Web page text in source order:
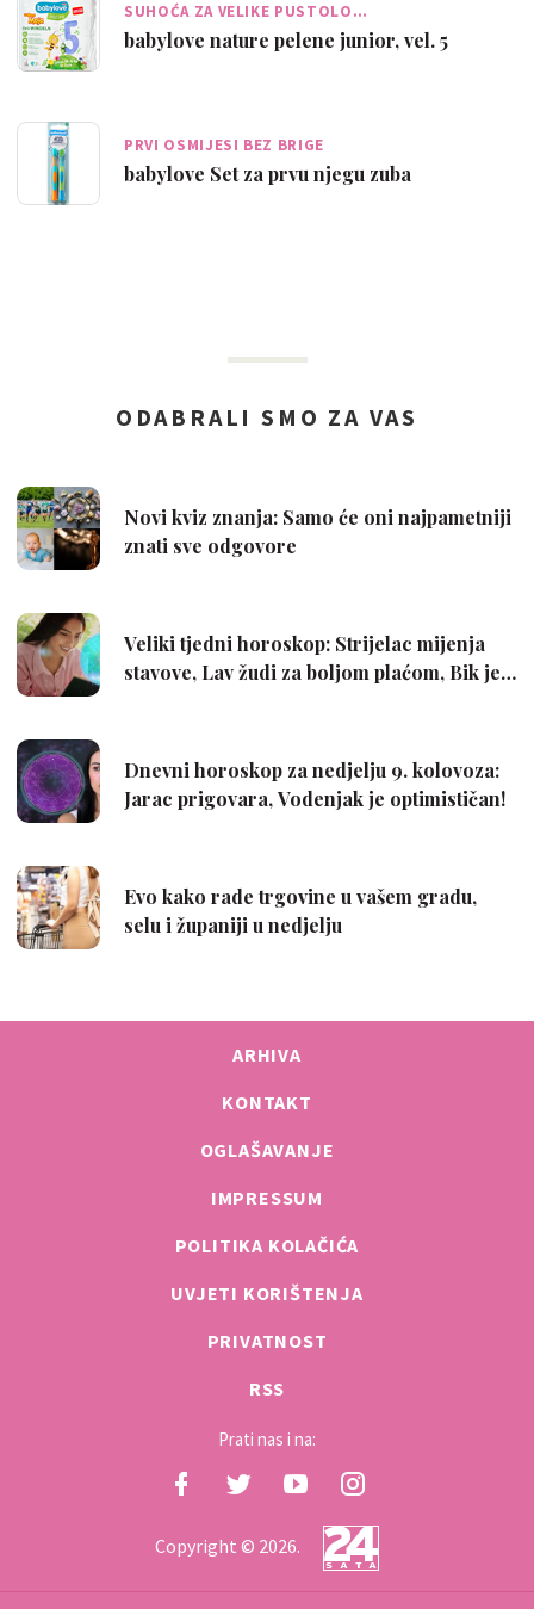
SUHOĆA ZA VELIKE PUSTOLO…
babylove nature pelene junior, vel. 5
PRVI OSMIJESI BEZ BRIGE
babylove Set za prvu njegu zuba
ARHIVA
KONTAKT
OGLAŠAVANJE
IMPRESSUM
POLITIKA KOLAČIĆA
UVJETI KORIŠTENJA
PRIVATNOST
RSS
Prati nas i na:
Copyright © 2026.